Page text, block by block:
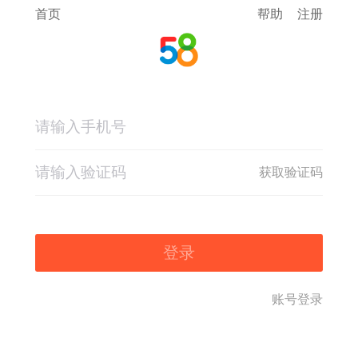
首页 帮助 注册
获取验证码
登录
账号登录